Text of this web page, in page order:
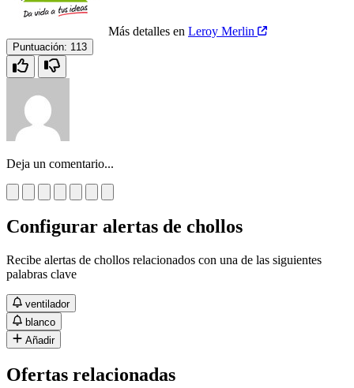
Más detalles en Leroy Merlin
Puntuación: 113
Deja un comentario...
Configurar alertas de chollos
Recibe alertas de chollos relacionados con una de las siguientes
palabras clave
ventilador
blanco
Añadir
Ofertas relacionadas